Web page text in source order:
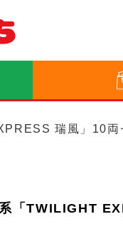
瑞風」10両
系「TWILIGHT